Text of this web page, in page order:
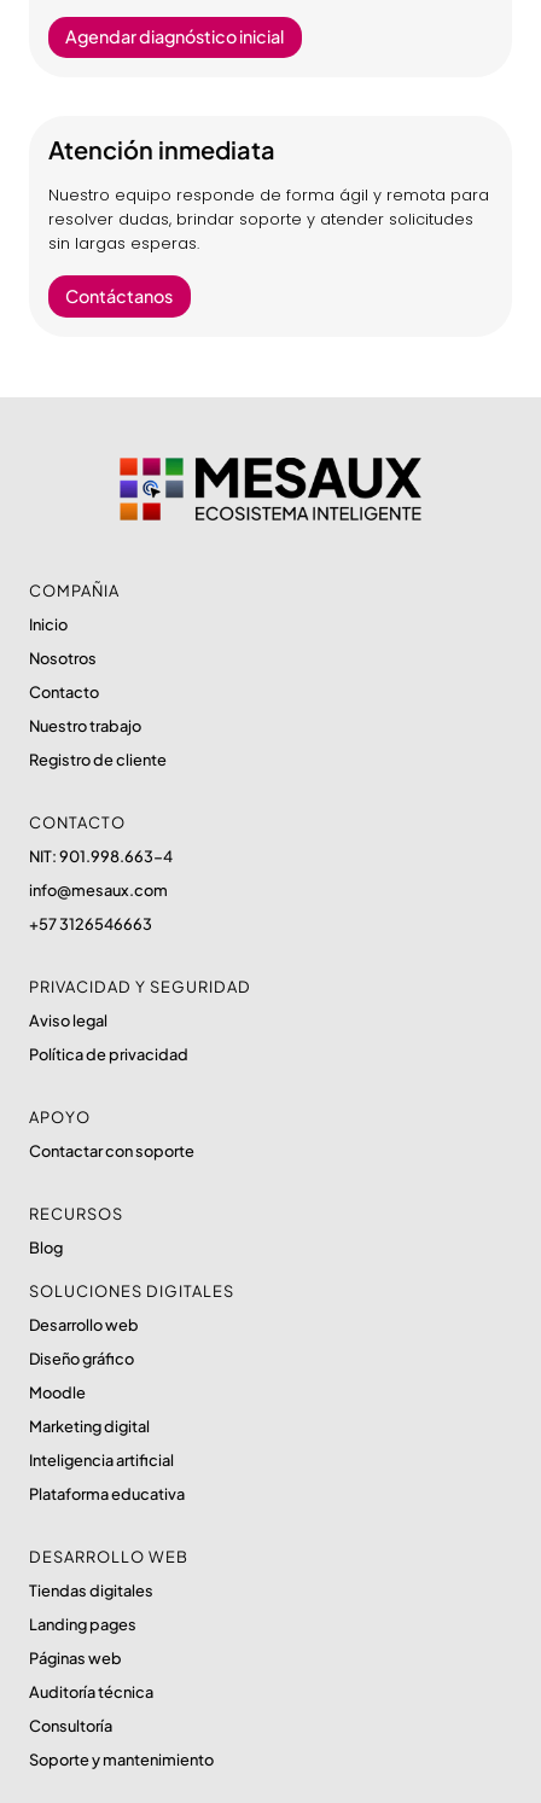
Agendar diagnóstico inicial
Atención inmediata
Nuestro equipo responde de forma ágil y remota para
resolver dudas, brindar soporte y atender solicitudes
sin largas esperas.
Contáctanos
COMPAÑIA
Inicio
Nosotros
Contacto
Nuestro trabajo
Registro de cliente
CONTACTO
NIT: 901.998.663-4
info@mesaux.com
+57 3126546663
PRIVACIDAD Y SEGURIDAD
Aviso legal
Política de privacidad
APOYO
Contactar con soporte
RECURSOS
Blog
SOLUCIONES DIGITALES
Desarrollo web
Diseño gráfico
Moodle
Marketing digital
Inteligencia artificial
Plataforma educativa
DESARROLLO WEB
Tiendas digitales
Landing pages
Páginas web
Auditoría técnica
Consultoría
Soporte y mantenimiento